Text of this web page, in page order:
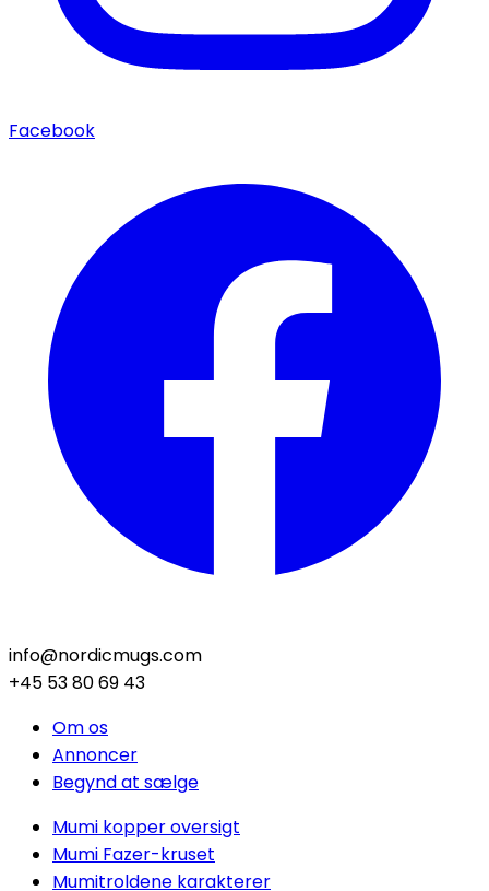
Facebook
info@nordicmugs.com
+45 53 80 69 43
Om os
Annoncer
Begynd at sælge
Mumi kopper oversigt
Mumi Fazer-kruset
Mumitroldene karakterer